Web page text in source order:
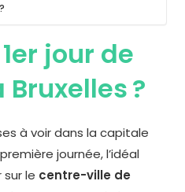
jour de
?
à voir dans la capitale
journée, l’idéal
le centre-ville de